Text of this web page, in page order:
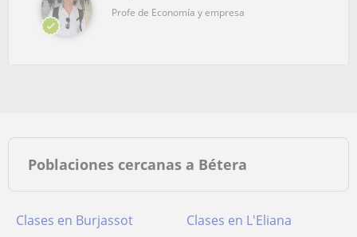
Profe de Economía y empresa
Poblaciones cercanas a Bétera
Clases en Burjassot
Clases en L'Eliana